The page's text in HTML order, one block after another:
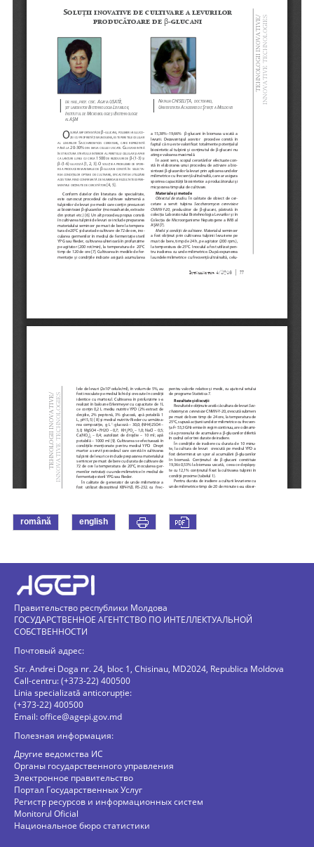
română english
Правительство республики Молдова
ГОСУДАРСТВЕННОЕ АГЕНТСТВО ПО ИНТЕЛЛЕКТУАЛЬНОЙ
СОБСТВЕННОСТИ
Почтовый адрес:
Str. Andrei Doga nr. 24, bloc 1, Chisinau, MD2024, Republica Moldova
Call-centru: (+373-22) 400500
Linia specializată anticorupție:
(+373-22) 400500
Email:office@agepi.gov.md
Полезная информация:
Другие ведомства ИС
Органы государственного управления
Электронное правительство
Портал Государственных Услуг
Регистр ресурсов и информационных систем
Monitorul Oficial
Национальное бюро статистики